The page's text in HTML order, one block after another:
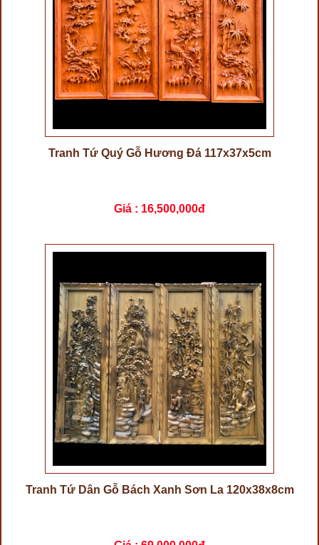
Tranh Tứ Quý Gỗ Hương Đá 117x37x5cm
Giá : 16,500,000đ
Tranh Tứ Dân Gỗ Bách Xanh Sơn La 120x38x8cm